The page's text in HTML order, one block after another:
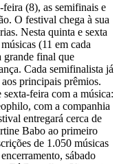
feira (8), as semifinais e
O festival chega à sua
Nesta quinta e sexta
(11 em cada
grande final que
Cada semifinalista já
principais prêmios.
sexta-feira com a música:
com a companhia
entregará cerca de
Babo ao primeiro
de 1.050 músicas
sábado